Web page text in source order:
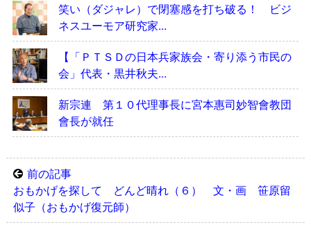
笑い（ダジャレ）で閉塞感を打ち破る！ ビジ
ネスユーモア研究家...
【「ＰＴＳＤの日本兵家族会・寄り添う市民の
会」代表・黒井秋夫...
新宗連 第１０代理事長に宮本惠司妙智會教団
會長が就任
前の記事
おもかげを探して どんど晴れ（６） 文・画 笹原留
似子（おもかげ復元師）